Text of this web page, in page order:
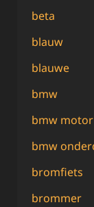
beta
blauw
blauwe
bmw
bmw motor
bmw
bromfiets
brommer